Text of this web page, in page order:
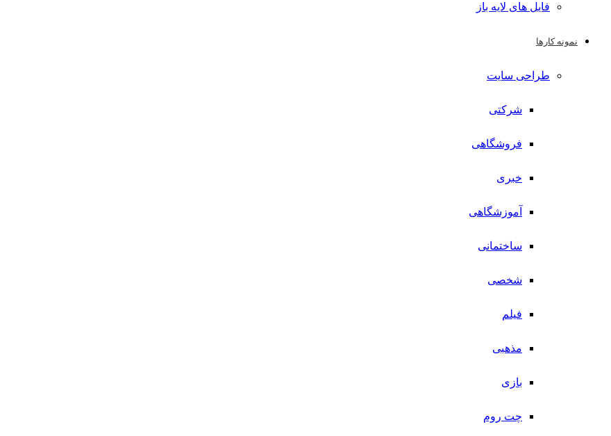
فایل های لایه باز
نمونه کارها
طراحی سایت
شرکتی
فروشگاهی
خبری
آموزشگاهی
ساختمانی
شخصی
فیلم
مذهبی
بازی
چت روم